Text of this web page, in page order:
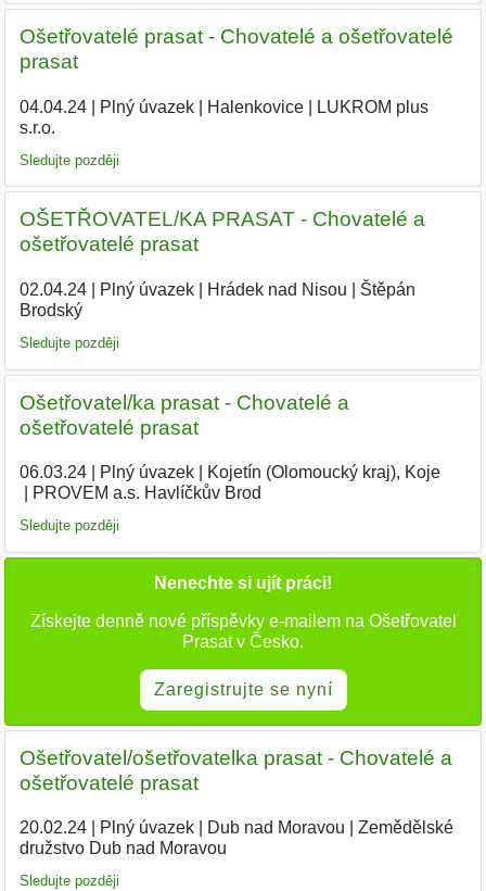
Ošetřovatelé prasat - Chovatelé a ošetřovatelé
prasat
04.04.24| Plný úvazek| Halenkovice|
LUKROM plus
s.r.o.
Sledujte později
OŠETŘOVATEL/KA PRASAT - Chovatelé a
ošetřovatelé prasat
02.04.24| Plný úvazek| Hrádek nad Nisou
Štěpán
Brodský|
Sledujte později
Ošetřovatel/ka prasat - Chovatelé a
ošetřovatelé prasat
06.03.24| Plný úvazek| Kojetín (Olomoucký kraj), Koje|
PROVEM a.s. Havlíčkův Brod
Sledujte později
Nenechte si ujít práci!
Získejte denně nové příspěvky e-mailem na Ošetřovatel
Prasat v Česko.
Zaregistrujte se nyní
Ošetřovatel/ošetřovatelka prasat - Chovatelé a
ošetřovatelé prasat
20.02.24| Plný úvazek| Dub nad Moravou
Zemědělské
družstvo Dub nad Moravou
Sledujte později